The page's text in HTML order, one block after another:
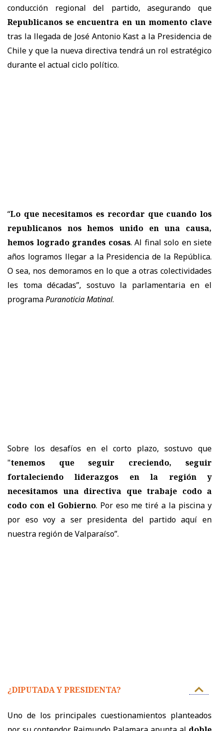
conducción regional del partido, asegurando que
Republicanos se encuentra en un momento clave
tras la llegada de José Antonio Kast a la Presidencia de
Chile y que la nueva directiva tendrá un rol estratégico
durante el actual ciclo político.
“Lo que necesitamos es recordar que cuando los
republicanos nos hemos unido en una causa,
hemos logrado grandes cosas. Al final solo en siete
años logramos llegar a la Presidencia de la República.
O sea, nos demoramos en lo que a otras colectividades
les toma décadas”, sostuvo la parlamentaria en el
programaPuranoticia Matinal.
Sobre los desafíos en el corto plazo, sostuvo que
"tenemos que seguir creciendo, seguir
fortaleciendo liderazgos en la región y
necesitamos una directiva que trabaje codo a
codo con el Gobierno. Por eso me tiré a la piscina y
por eso voy a ser presidenta del partido aquí en
nuestra región de Valparaíso”.
¿DIPUTADA Y PRESIDENTA?
Uno de los principales cuestionamientos planteados